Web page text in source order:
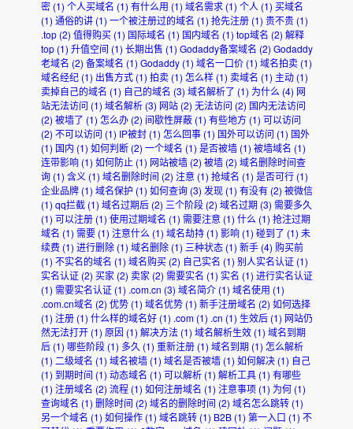
密(1) 个人买域名 (1) 有什么用 (1) 域名需求(1) 个人 (1) 买域名
(1) 通俗的讲(1) 一个被注册过的域名 (1) 抢先注册(1) 贵不贵(1)
.top(2) 值得购买(1) 国际域名 (1) 国内域名 (1) top域名 (2) 解释
top(1) 升值空间 (1) 长期出售 (1) Godaddy备案域名 (2) Godaddy
老域名 (2) 备案域名 (1) Godaddy(1) 域名一口价(1) 域名拍卖(1)
域名经纪(1) 出售方式(1) 拍卖(1) 怎么样(1) 卖域名 (1) 主动(1)
卖掉自己的域名 (1) 自己的域名 (3) 域名解析了 (1) 为什么 (4) 网
站无法访问 (1) 域名解析(3) 网站(2) 无法访问 (2) 国内无法访问
(2) 被墙了 (1) 怎么办(2) 间歇性屏蔽(1) 有些地方(1) 可以访问
(2) 不可以访问 (1) IP被封(1) 怎么回事(1) 国外可以访问 (1) 国外
(1) 国内 (1) 如何判断(2) 一个域名 (1) 是否被墙(1) 被墙域名 (1)
连带影响(1) 如何防止 (1) 网站被墙(2) 被墙(2) 域名删除时间查
询(1) 含义 (1) 域名删除时间 (2) 注意(1) 抢域名 (1) 是否可行(1)
企业品牌(1) 域名保护 (1) 如何查询(3) 发现(1) 有没有(2) 被微信
(1) qq拦截(1) 域名过期后(2) 三个阶段(2) 域名过期(3) 需要多久
(1) 可以注册(1) 使用过期域名 (1) 需要注意(1) 什么 (1) 抢注过期
域名 (1) 需要(1) 注意什么 (1) 域名劫持(1) 影响(1) 碰到了 (1) 未
续费(1) 进行删除(1) 域名删除(1) 三种状态(1) 新手(4) 购买前
(1) 不实名的域名 (1) 域名购买(2) 自己实名 (1) 别人实名认证(1)
实名认证(2) 买家 (2) 卖家 (2) 需要实名 (1) 实名 (1) 进行实名认证
(1) 需要实名认证(1) .com.cn (3) 域名简介(1) 域名使用 (1)
.com.cn域名 (2) 优势(1) 域名优势(1) 新手注册域名 (2) 如何选择
(1) 注册(1) 什么样的域名好(1) .com(1) .cn (1) 生效后(1) 网站仍
然无法打开(1) 原因 (1) 解决方法(1) 域名解析生效(1) 域名到期
后(1) 哪些阶段(1) 多久 (1) 重新注册(1) 域名到期(1) 怎么解析
(1) 二级域名 (1) 域名被墙(1) 域名是否被墙(1) 如何解决(1) 自己
(1) 到期时间 (1) 动态域名 (1) 可以解析(1) 解析工具(1) 有哪些
(1) 注册域名 (2) 流程(1) 如何注册域名 (1) 注意事项(1) 为何(1)
查询域名 (1) 删除时间 (2) 域名的删除时间 (2) 域名怎么跳转(1)
另一个域名 (1) 如何操作(1) 域名跳转(1) B2B(1) 第一入口 (1) 不